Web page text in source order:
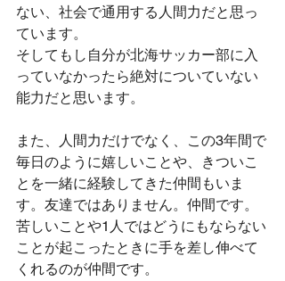
ない、社会で通用する人間力だと思っ
ています。
そしてもし自分が北海サッカー部に入
っていなかったら絶対についていない
能力だと思います。
また、人間力だけでなく、この3年間で
毎日のように嬉しいことや、きついこ
とを一緒に経験してきた仲間もいま
す。友達ではありません。仲間です。
苦しいことや1人ではどうにもならない
ことが起こったときに手を差し伸べて
くれるのが仲間です。